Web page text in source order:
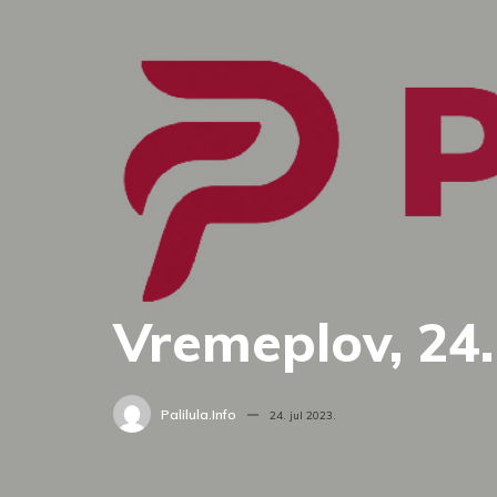
Vremeplov,
Palilula.info 24. jul 2023.